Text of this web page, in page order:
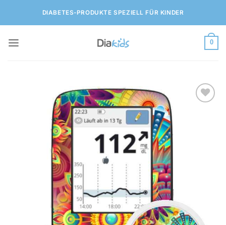
DIABETES-PRODUKTE SPEZIELL FÜR KINDER
0
Wunschliste
hinzufügen